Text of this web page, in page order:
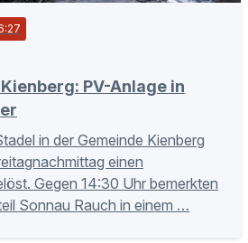
PV-Anlage in
in der Gemeinde Kienberg
einen
Gegen 14:30 Uhr bemerkten
Sonnau Rauch in einem …